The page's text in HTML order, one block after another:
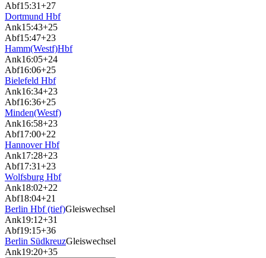
Abf15:31+27
Dortmund Hbf
Ank15:43+25
Abf15:47+23
Hamm(Westf)Hbf
Ank16:05+24
Abf16:06+25
Bielefeld Hbf
Ank16:34+23
Abf16:36+25
Minden(Westf)
Ank16:58+23
Abf17:00+22
Hannover Hbf
Ank17:28+23
Abf17:31+23
Wolfsburg Hbf
Ank18:02+22
Abf18:04+21
Berlin Hbf (tief)Gleiswechsel
Ank19:12+31
Abf19:15+36
Berlin SüdkreuzGleiswechsel
Ank19:20+35